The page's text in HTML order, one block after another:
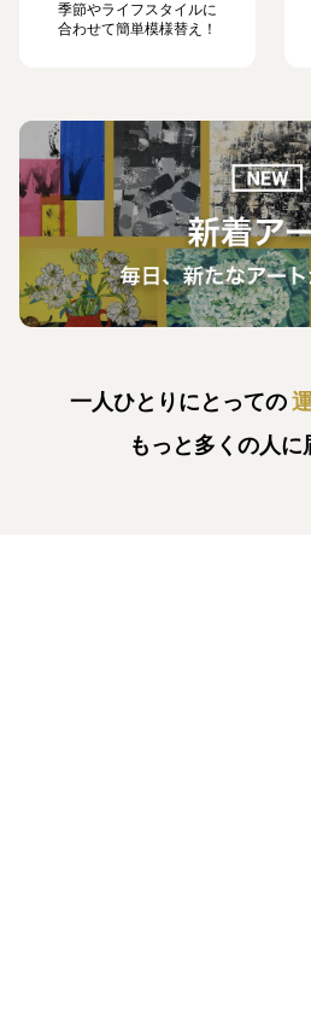
季節やライフスタイルに
合わせて簡単模様替え！
一人ひとりにとっての
もっと多くの人に